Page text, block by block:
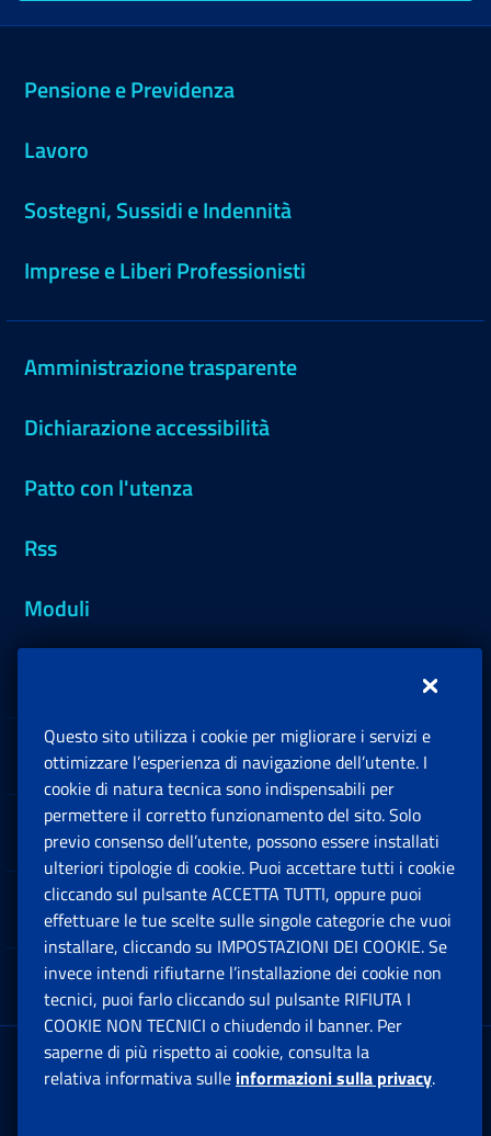
Pensione e Previdenza
Lavoro
Sostegni, Sussidi e Indennità
Imprese e Liberi Professionisti
Amministrazione trasparente
Dichiarazione accessibilità
Patto con l'utenza
Rss
Moduli
Sedi e Contatti
Software
Note Legali
App mobile
Sede Legale : Via Ciro il Grande, 21
00144 Roma
Questo sito utilizza i cookie per migliorare i servizi e
ottimizzare l’esperienza di navigazione dell’utente. I
cookie di natura tecnica sono indispensabili per
permettere il corretto funzionamento del sito. Solo
previo consenso dell’utente, possono essere installati
ulteriori tipologie di cookie. Puoi accettare tutti i cookie
cliccando sul pulsante ACCETTA TUTTI, oppure puoi
effettuare le tue scelte sulle singole categorie che vuoi
installare, cliccando su IMPOSTAZIONI DEI COOKIE. Se
invece intendi rifiutarne l’installazione dei cookie non
tecnici, puoi farlo cliccando sul pulsante RIFIUTA I
COOKIE NON TECNICI o chiudendo il banner. Per
saperne di più rispetto ai cookie, consulta la
relativa informativa sulle informazioni sulla privacy.